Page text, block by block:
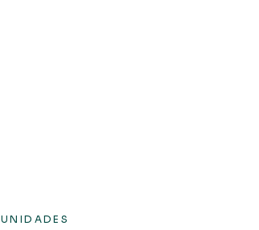
UNIDADES